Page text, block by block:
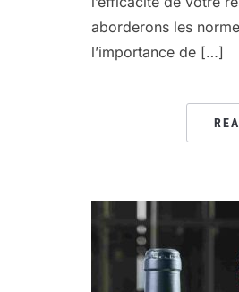
aborderons les
l’importance de […]